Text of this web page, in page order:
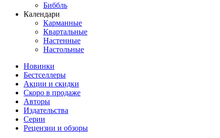
Биббль
Календари
Карманные
Квартальные
Настенные
Настольные
Новинки
Бестселлеры
Акции и скидки
Скоро в продаже
Авторы
Издательства
Серии
Рецензии и обзоры